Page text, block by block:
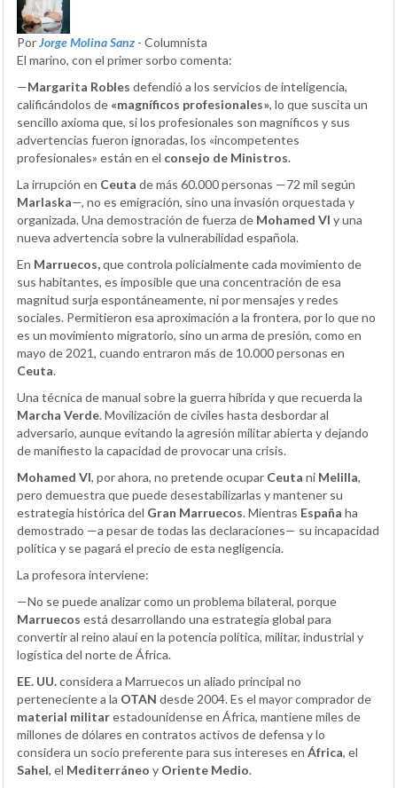
PorJorge Molina Sanz - Columnista
El marino, con el primer sorbo comenta:
—Margarita Robles defendió a los servicios de inteligencia,
calificándolos de «magníficos profesionales», lo que suscita un
sencillo axioma que, si los profesionales son magníficos y sus
advertencias fueron ignoradas, los «incompetentes
profesionales» están en el consejo de Ministros.
La irrupción en Ceuta de más 60.000 personas —72 mil según
Marlaska—, no es emigración, sino una invasión orquestada y
organizada. Una demostración de fuerza de Mohamed VI y una
nueva advertencia sobre la vulnerabilidad española.
En Marruecos,que controla policialmente cada movimiento de
sus habitantes, es imposible que una concentración de esa
magnitud surja espontáneamente, ni por mensajes y redes
sociales. Permitieron esa aproximación a la frontera, por lo que no
es un movimiento migratorio, sino un arma de presión, como en
mayo de 2021, cuando entraron más de 10.000 personas en
Ceuta.
Una técnica de manual sobre la guerra híbrida y que recuerda la
Marcha Verde. Movilización de civiles hasta desbordar al
adversario, aunque evitando la agresión militar abierta y dejando
de manifiesto la capacidad de provocar una crisis.
Mohamed VI, por ahora, no pretende ocupar Ceuta ni Melilla,
pero demuestra que puede desestabilizarlas y mantener su
estrategia histórica del Gran Marruecos. Mientras España ha
demostrado —a pesar de todas las declaraciones— su incapacidad
política y se pagará el precio de esta negligencia.
La profesora interviene:
—No se puede analizar como un problema bilateral, porque
Marruecos está desarrollando una estrategia global para
convertir al reino alauí en la potencia política, militar, industrial y
logística del norte de África.
EE. UU.considera a Marruecos un aliado principal no
perteneciente a la OTAN desde 2004. Es el mayor comprador de
material militarestadounidense en África, mantiene miles de
millones de dólares en contratos activos de defensa y lo
considera un socio preferente para sus intereses en África, el
Sahel, el Mediterráneo y Oriente Medio.